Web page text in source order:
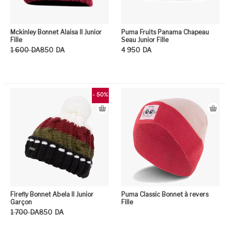
Mckinley Bonnet Alaisa II Junior
Fille
1 600 DA
Le prix initial était : 1 600DA.
850 DA
Le prix actuel est : 850DA.
Puma Fruits Panama Chapeau
Seau Junior Fille
4 950 DA
- 50%
Firefly Bonnet Abela II Junior
Garçon
1 700 DA
Le prix initial était : 1 700DA.
850 DA
Le prix actuel est : 850DA.
Puma Classic Bonnet à revers
Fille